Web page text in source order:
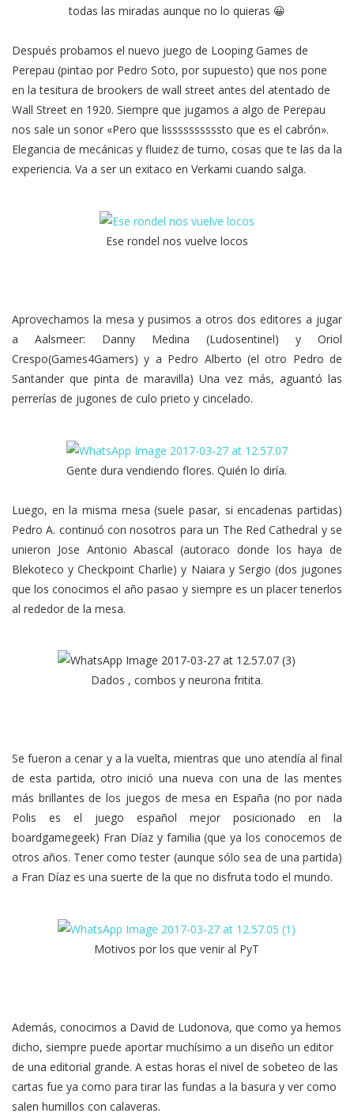
todas las miradas aunque no lo quieras 😀
Después probamos el nuevo juego de Looping Games de
Perepau (pintao por Pedro Soto, por supuesto) que nos pone
en la tesitura de brookers de wall street antes del atentado de
Wall Street en 1920. Siempre que jugamos a algo de Perepau
nos sale un sonor «Pero que lissssssssssto que es el cabrón».
Elegancia de mecánicas y fluidez de turno, cosas que te las da la
experiencia. Va a ser un exitaco en Verkami cuando salga.
Ese rondel nos vuelve locos
Aprovechamos la mesa y pusimos a otros dos editores a jugar
a Aalsmeer: Danny Medina (Ludosentinel) y Oriol
Crespo(Games4Gamers) y a Pedro Alberto (el otro Pedro de
Santander que pinta de maravilla) Una vez más, aguantó las
perrerías de jugones de culo prieto y cincelado.
Gente dura vendiendo flores. Quién lo diría.
Luego, en la misma mesa (suele pasar, si encadenas partidas)
Pedro A. continuó con nosotros para un The Red Cathedral y se
unieron Jose Antonio Abascal (autoraco donde los haya de
Blekoteco y Checkpoint Charlie) y Naiara y Sergio (dos jugones
que los conocimos el año pasao y siempre es un placer tenerlos
al rededor de la mesa.
Dados , combos y neurona fritita.
Se fueron a cenar y a la vuelta, mientras que uno atendía al final
de esta partida, otro inició una nueva con una de las mentes
más brillantes de los juegos de mesa en España (no por nada
Polis es el juego español mejor posicionado en la
boardgamegeek) Fran Díaz y familia (que ya los conocemos de
otros años. Tener como tester (aunque sólo sea de una partida)
a Fran Díaz es una suerte de la que no disfruta todo el mundo.
Motivos por los que venir al PyT
Además, conocimos a David de Ludonova, que como ya hemos
dicho, siempre puede aportar muchísimo a un diseño un editor
de una editorial grande. A estas horas el nivel de sobeteo de las
cartas fue ya como para tirar las fundas a la basura y ver como
salen humillos con calaveras.